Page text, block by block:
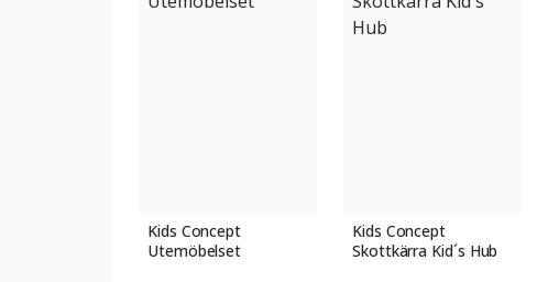
Kids Concept
Utemöbelset
Kids Concept
Skottkärra Kid´s Hub